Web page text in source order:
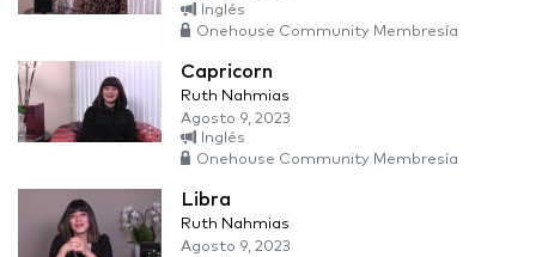
Inglés
Onehouse Community Membresía
Capricorn
Ruth Nahmias
Agosto 9, 2023
Inglés
Onehouse Community Membresía
Libra
Ruth Nahmias
Agosto 9, 2023